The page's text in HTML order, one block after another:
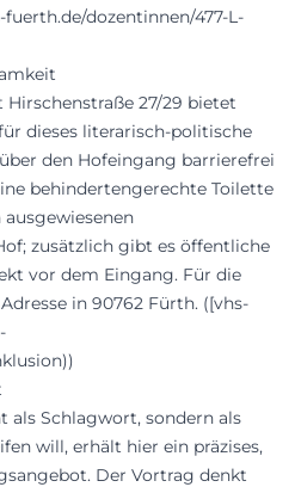
dozentinnen/477-L-
27/29 bietet
dieses literarisch-politische
den Hofeingang barrierefrei
behindertengerechte Toilette
zusätzlich gibt es öffentliche
vor dem Eingang. Für die
in 90762 Fürth. ([vhs-
Schlagwort, sondern als
will, erhält hier ein präzises,
Der Vortrag denkt